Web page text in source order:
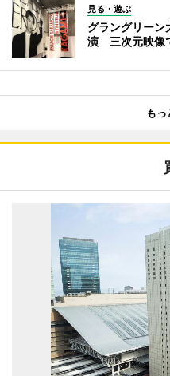
見る・遊ぶ
グラングリーン
演 三次元映像
もっ